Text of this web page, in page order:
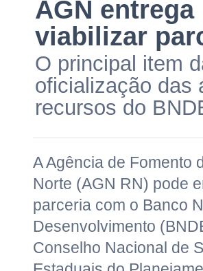
AGN
viabilizar
O principal item
oficialização das
recursos do
A Agência de Fomento
Norte (AGN RN) pode
parceria com o Banco
Desenvolvimento
Conselho Nacional de